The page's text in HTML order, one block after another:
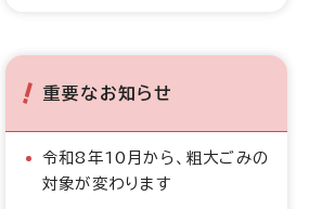
重要なお知らせ
令和8年10月から、粗大ごみの
対象が変わります